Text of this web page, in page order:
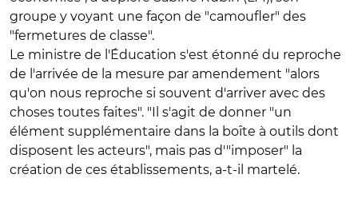
groupe y voyant une façon de "camoufler" des
"fermetures de classe".
Le ministre de l'Éducation s'est étonné du reproche
de l'arrivée de la mesure par amendement "alors
qu'on nous reproche si souvent d'arriver avec des
choses toutes faites". "Il s'agit de donner "un
élément supplémentaire dans la boîte à outils dont
disposent les acteurs", mais pas d'"imposer" la
création de ces établissements, a-t-il martelé.